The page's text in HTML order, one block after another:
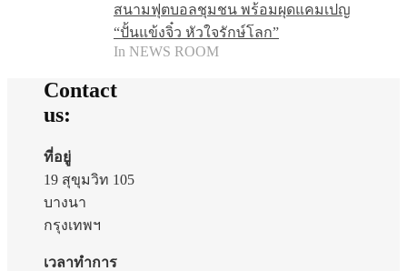
สนามฟุตบอลชุมชน พร้อมผุดแคมเปญ
“ปั้นแข้งจิ๋ว หัวใจรักษ์โลก”
In NEWS ROOM
Contact
us:
ที่อยู่
19 สุขุมวิท 105
บางนา
กรุงเทพฯ
เวลาทำการ